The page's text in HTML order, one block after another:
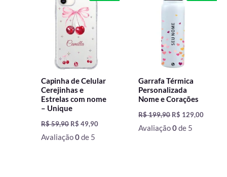
Capinha de Celular
Cerejinhas e
Estrelas com nome
– Unique
R$59,90
R$ 59,90.
R$ 49,90
Avaliação0de 5
Garrafa Térmica
Personalizada
Nome e Corações
R$199,90
R$ 199,90.
R$ 129,00
Avaliação0de 5